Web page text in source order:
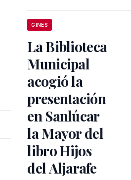
GINES
La Biblioteca
Municipal
acogió la
presentación
en Sanlúcar
la Mayor del
libro Hijos
del Aljarafe